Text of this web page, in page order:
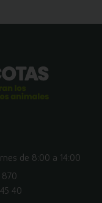
de 8:00 a 14:00
870
40